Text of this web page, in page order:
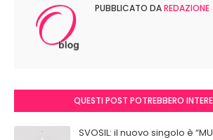
PUBBLICATO DAREDAZIONE
QUESTI POST POTREBBERO
SVOSIL: il nuovo singolo è